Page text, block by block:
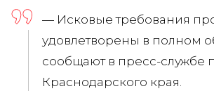
— Исковые требования
удовлетворены в полном
сообщают в пресс-службе
Краснодарского края.